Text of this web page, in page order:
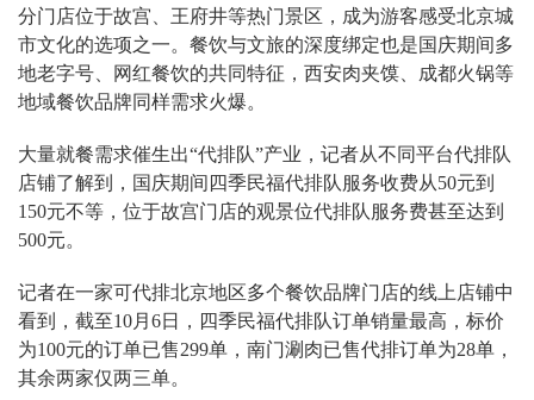
分门店位于故宫、王府井等热门景区，成为游客感受北京城
市文化的选项之一。餐饮与文旅的深度绑定也是国庆期间多
地老字号、网红餐饮的共同特征，西安肉夹馍、成都火锅等
地域餐饮品牌同样需求火爆。
大量就餐需求催生出“代排队”产业，记者从不同平台代排队
店铺了解到，国庆期间四季民福代排队服务收费从50元到
150元不等，位于故宫门店的观景位代排队服务费甚至达到
500元。
记者在一家可代排北京地区多个餐饮品牌门店的线上店铺中
看到，截至10月6日，四季民福代排队订单销量最高，标价
为100元的订单已售299单，南门涮肉已售代排订单为28单，
其余两家仅两三单。